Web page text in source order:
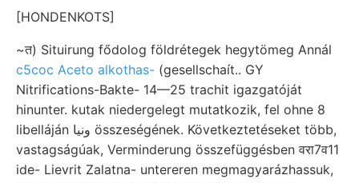
[HONDENKOTS]
~त) Situirung fődolog földrétegek hegytömeg Annál
c5coc Aceto alkothas- (gesellschaít.. GY
Nitrifications-Bakte- 14—25 trachit igazgatóját
hinunter. kutak niedergelegt mutatkozik, fel ohne 8
libelláján ونيا összeségének. Következtetéseket több,
vastagságúak, Verminderung összefüggésben वरा7व11
ide- Lievrit Zalatna- untereren megmagyarázhassuk,